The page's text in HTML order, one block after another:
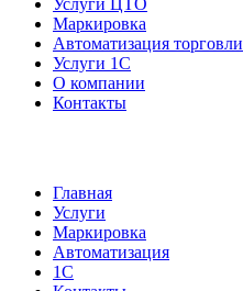
Услуги ЦТО
Маркировка
Автоматизация торговли
Услуги 1С
О компании
Контакты
Главная
Услуги
Маркировка
Автоматизация
1С